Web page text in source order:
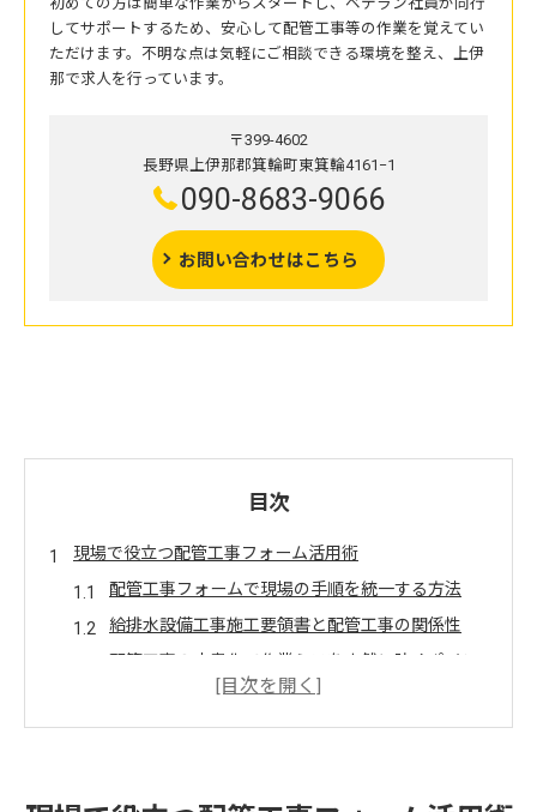
してサポートするため、安心して配管工事等の作業を覚えてい
ただけます。不明な点は気軽にご相談できる環境を整え、上伊
那で求人を行っています。
〒399-4602
長野県上伊那郡箕輪町東箕輪4161−1
090-8683-9066
お問い合わせはこちら
目次
現場で役立つ配管工事フォーム活用術
配管工事フォームで現場の手順を統一する方法
給排水設備工事施工要領書と配管工事の関係性
配管工事の文書化で作業ミスを未然に防ぐポイン
施工計画書テンプレート活用による配管工事効率